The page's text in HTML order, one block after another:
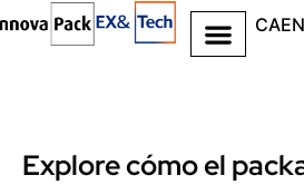
CAEN
Explore cómo el